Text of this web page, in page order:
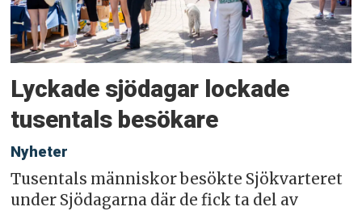
Lyckade sjödagar lockade
tusentals besökare
Nyheter
Tusentals människor besökte Sjökvarteret
under Sjödagarna där de fick ta del av